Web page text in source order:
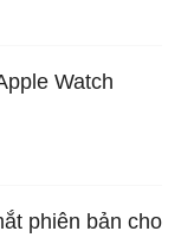
Watch
phiên bản cho